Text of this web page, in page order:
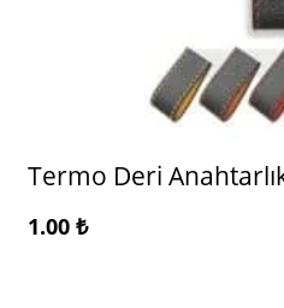
Termo Deri
1.00 ₺